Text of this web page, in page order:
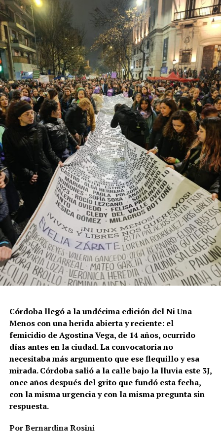
excepcional. El año pasado se registraron 227 crímenes
de odio contra personas lesbianas, gays, bisexuales,
trans (travestis, transexuales y transgéneros) y otras
identidades disidentes. Según el informe anual del
Observatorio Nacional de Crímenes de Odio LGBT+, fue
el año más violento desde la creación de este organismo,
con un crecimiento de más del 60% respecto de 2024,
cuando se habían registrado 140 casos. Se trata, dice el
relevamiento, de un aumento “abrupto, excepcional y
cualitativamente distinto a la progresión observada en
los años anteriores”.
La violencia por odio hacia el colectivo LGBT+ se
intensificó en un contexto de desmantelamiento de
políticas públicas, vaciamiento de organismos de
protección, paralización de la agenda legislativa en
materia de derechos y consolidación de discursos
fascistas que estigmatizan a la diversidad.
Para María Rachid, titular del Instituto contra la
Discriminación de la Ciudad de Buenos Aires e
integrante de la Federación Argentina LGBT+
(FALGBT), el drástico aumento de estos crímenes en
Argentina no puede separarse de los discursos de odio
que provienen del gobierno nacional. “Tanto el
de manera violenta y discriminatoria hacia la comunidad
LGBT en general y, principalmente, hacia la comunidad
trans”, describe Rachid. “Y eso –agrega– genera mayor
violencia y discriminación en la vida cotidiana. Esos
discursos terminan legitimando, avalando y fomentando
la violencia hacia nuestra comunidad”.
Esa realidad se percibe en lo cotidiano. Ayito Cabrera,
director y fundador de la organización Espacio
Tolomocho –que nuclea a personas trans con
discapacidad–, advierte que el aumento no se limita a los
Córdoba llegó a la undécima edición del Ni Una
Menos con una herida abierta y reciente: el
femicidio de Agostina Vega, de 14 años, ocurrido
días antes en la ciudad. La convocatoria no
necesitaba más argumento que ese flequillo y esa
mirada. Córdoba salió a la calle bajo la lluvia este 3J,
once años después del grito que fundó esta fecha,
con la misma urgencia y con la misma pregunta sin
respuesta.
Por Bernardina Rosini